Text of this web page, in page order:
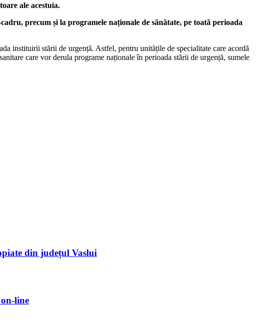
ale acestuia.
precum și la programele naționale de sănătate, pe toată perioada
instituirii stării de urgență. Astfel, pentru unitățile de specialitate care acordă
care vor derula programe naționale în perioada stării de urgență, sumele
din județul Vaslui
line